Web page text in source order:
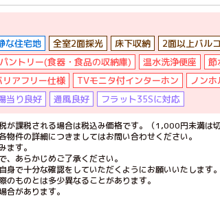
な住宅地 全室2面採光 床下収納 2面以上バル
パントリー(食器・食品の収納庫) 温水洗浄便座 節
リアフリー仕様 TVモニタ付インターホン ノン
当り良好 通風良好 フラット35Sに対応
課税される場合は税込み価格です。（1,000円未満は切
件の詳細につきましてはお問い合わせください。
ます。
あらかじめご了承ください。
で十分な確認をしていただくようにお願いいたします。
ものとは多少異なることがあります。
があります。